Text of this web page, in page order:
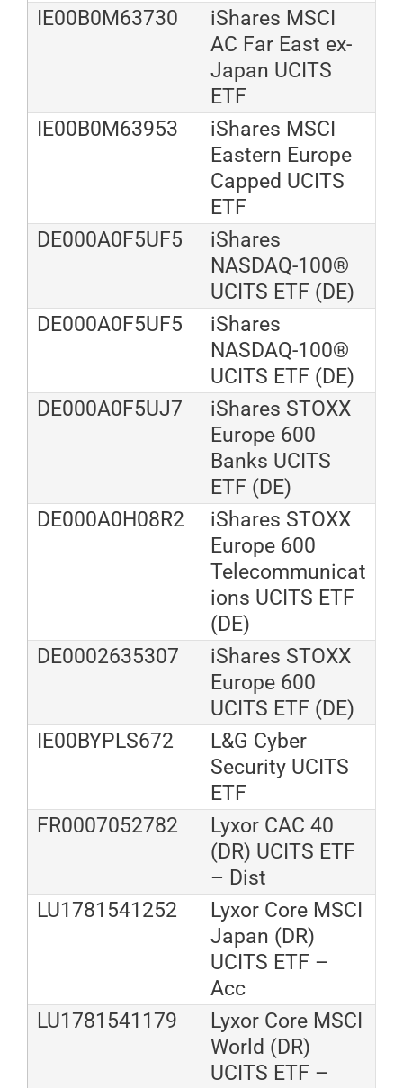
IE00B0M63730
iShares MSCI
AC Far East ex-
Japan UCITS
ETF
IE00B0M63953
iShares MSCI
Eastern Europe
Capped UCITS
ETF
DE000A0F5UF5
iShares
NASDAQ-100®
UCITS ETF (DE)
DE000A0F5UF5
iShares
NASDAQ-100®
UCITS ETF (DE)
DE000A0F5UJ7
iShares STOXX
Europe 600
Banks UCITS
ETF (DE)
DE000A0H08R2
iShares STOXX
Europe 600
Telecommunicat
ions UCITS ETF
(DE)
DE0002635307
iShares STOXX
Europe 600
UCITS ETF (DE)
IE00BYPLS672
L&G Cyber
Security UCITS
ETF
FR0007052782
Lyxor CAC 40
(DR) UCITS ETF
– Dist
LU1781541252
Lyxor Core MSCI
Japan (DR)
UCITS ETF –
Acc
LU1781541179
Lyxor Core MSCI
World (DR)
UCITS ETF –